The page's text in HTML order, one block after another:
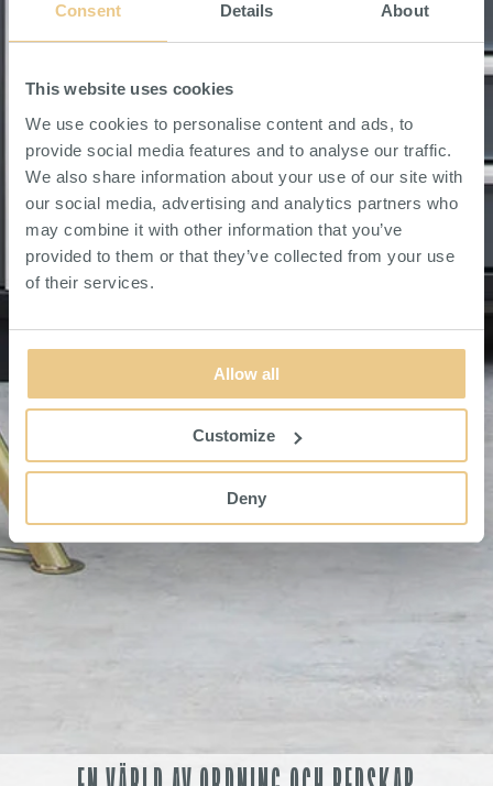
Consent Details About
This website uses cookies
We use cookies to personalise content and ads, to
provide social media features and to analyse our traffic.
We also share information about your use of our site with
our social media, advertising and analytics partners who
may combine it with other information that you’ve
provided to them or that they’ve collected from your use
of their services.
Allow all
Customize
Deny